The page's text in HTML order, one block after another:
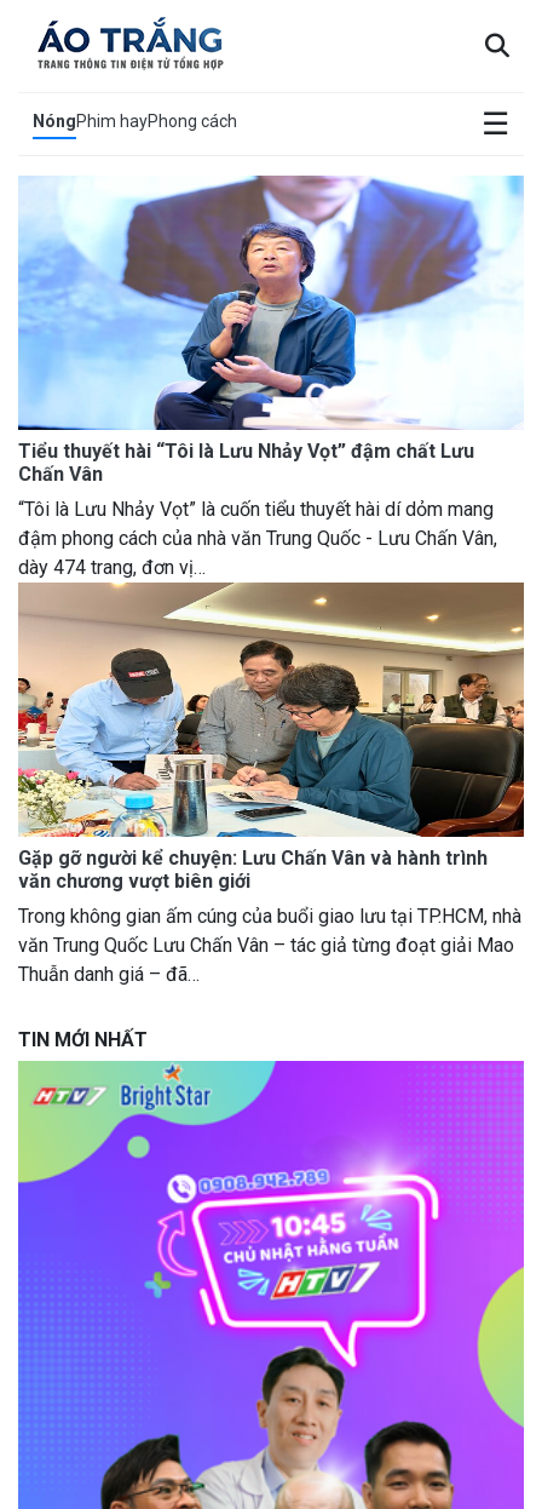
NóngPhim hayPhong cách ☰
×
Tiểu thuyết hài “Tôi là Lưu Nhảy Vọt” đậm chất Lưu
Chấn Vân
“Tôi là Lưu Nhảy Vọt” là cuốn tiểu thuyết hài dí dỏm mang
đậm phong cách của nhà văn Trung Quốc - Lưu Chấn Vân,
dày 474 trang, đơn vị…
Gặp gỡ người kể chuyện: Lưu Chấn Vân và hành trình
văn chương vượt biên giới
Trong không gian ấm cúng của buổi giao lưu tại TP.HCM, nhà
văn Trung Quốc Lưu Chấn Vân – tác giả từng đoạt giải Mao
Thuẫn danh giá – đã…
TIN MỚI NHẤT